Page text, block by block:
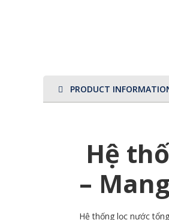
PRODUCT
Hệ
–
Hệ thống lọc nước